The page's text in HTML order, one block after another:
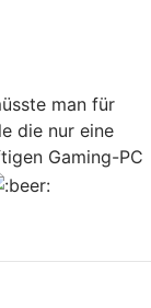
man für
die nur eine
Gaming-PC